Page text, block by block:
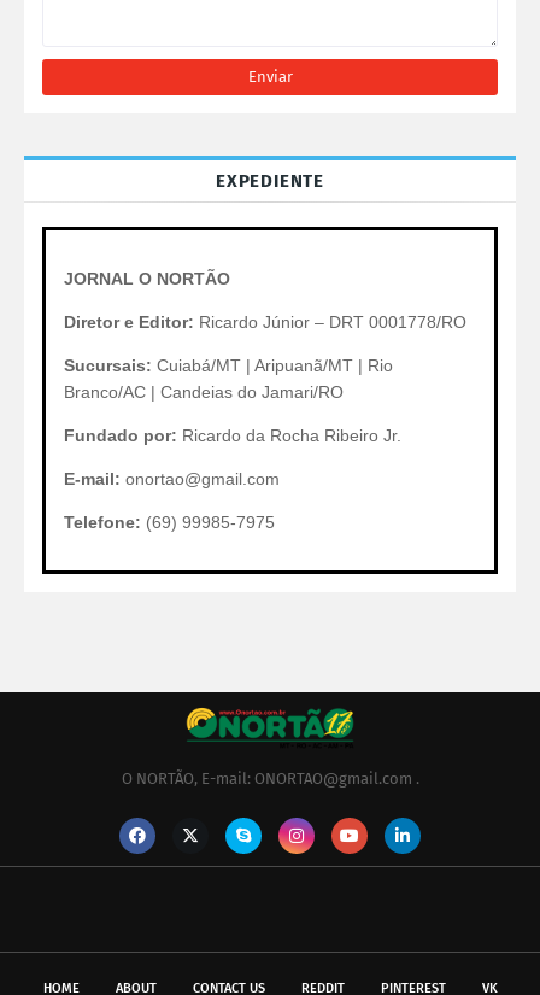
EXPEDIENTE
JORNAL O NORTÃO
Diretor e Editor: Ricardo Júnior – DRT 0001778/RO
Sucursais: Cuiabá/MT | Aripuanã/MT | Rio
Branco/AC | Candeias do Jamari/RO
Fundado por: Ricardo da Rocha Ribeiro Jr.
E-mail: onortao@gmail.com
Telefone: (69) 99985-7975
O NORTÃO, E-mail: ONORTAO@gmail.com .
HOME ABOUT CONTACT US REDDIT PINTEREST VK